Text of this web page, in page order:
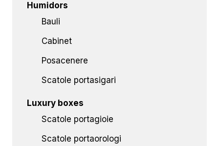
Humidors
Bauli
Cabinet
Posacenere
Scatole portasigari
Luxury boxes
Scatole portagioie
Scatole portaorologi